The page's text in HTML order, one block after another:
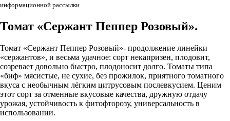
информационной рассылки
Томат «Сержант Пеппер Розовый».
Томат «Сержант Пеппер Розовый»- продолжение линейки
«сержантов», и весьма удачное: сорт некапризен, плодовит,
созревает довольно быстро, плодоносит долго. Томаты типа
«биф» мясистые, не сухие, без прожилок, приятного томатного
вкуса с необычным лёгким цитрусовым послевкусием. Ценим
этот сорт за отменные вкусовые качества, дружную отдачу
урожая, устойчивость к фитофторозу, универсальность в
использовании.